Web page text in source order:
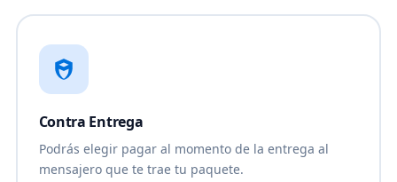
Contra Entrega
Podrás elegir pagar al momento de la entrega al
mensajero que te trae tu paquete.